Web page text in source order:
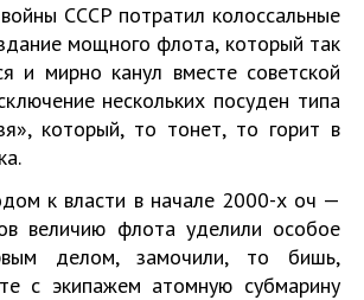
СССР потратил колоссальные
мощного флота, который так
и мирно канул вместе советской
нескольких посуден типа
который, то тонет, то горит в
власти в начале 2000-х оч —
величию флота уделили особое
делом, замочили, то бишь,
с экипажем атомную субмарину